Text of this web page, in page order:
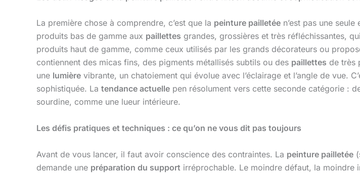
La première chose à comprendre, c’est que la peinture pailletée n’est pas une
produits bas de gamme aux paillettes grandes, grossières et très réfléchissantes,
produits haut de gamme, comme ceux utilisés par les grands décorateurs ou
contiennent des micas fins, des pigments métallisés subtils ou des paillettes de très
une lumière vibrante, un chatoiement qui évolue avec l’éclairage et l’angle de vue.
sophistiquée. La tendance actuelle pen résolument vers cette seconde catégorie :
sourdine, comme une lueur intérieure.
Les défis pratiques et techniques : ce qu’on ne vous dit pas toujours
Avant de vous lancer, il faut avoir conscience des contraintes. La peinture pailletée
demande une préparation du support irréprochable. Le moindre défaut, la moindre